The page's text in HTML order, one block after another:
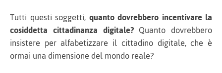
Tutti questi soggetti, quanto dovrebbero incentivare la
cosiddetta cittadinanza digitale?Quanto dovrebbero
insistere per alfabetizzare il cittadino digitale, che è
ormai una dimensione del mondo reale?